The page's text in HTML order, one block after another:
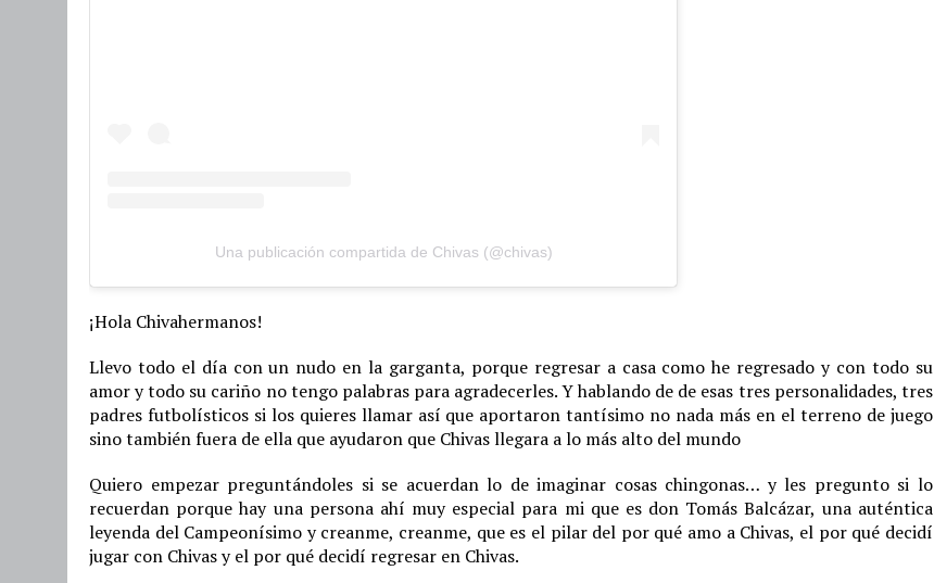
Una publicación compartida de Chivas (@chivas)
¡Hola Chivahermanos!
Llevo todo el día con un nudo en la garganta, porque regresar a casa como he regresado y con todo su
amor y todo su cariño no tengo palabras para agradecerles. Y hablando de de esas tres personalidades, tres
padres futbolísticos si los quieres llamar así que aportaron tantísimo no nada más en el terreno de juego
sino también fuera de ella que ayudaron que Chivas llegara a lo más alto del mundo
Quiero empezar preguntándoles si se acuerdan lo de imaginar cosas chingonas… y les pregunto si lo
recuerdan porque hay una persona ahí muy especial para mi que es don Tomás Balcázar, una auténtica
leyenda del Campeonísimo y creanme, creanme, que es el pilar del por qué amo a Chivas, el por qué decidí
jugar con Chivas y el por qué decidí regresar en Chivas.